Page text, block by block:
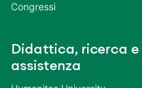
Congressi
Didattica, ricerca e
assistenza